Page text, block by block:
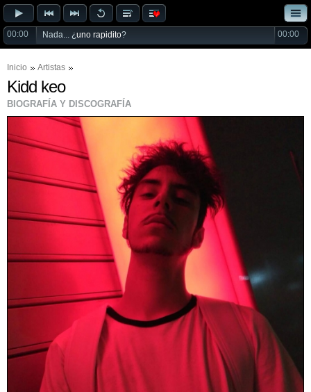
00:00 Nada... ¿uno rapidito? 00:00
Inicio Artistas
Kidd keo
BIOGRAFÍA Y DISCOGRAFÍA